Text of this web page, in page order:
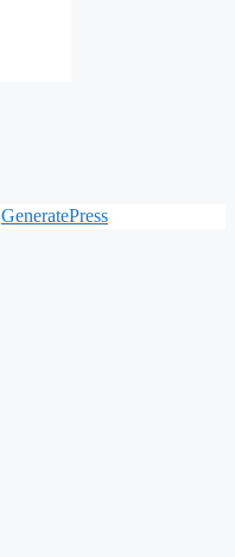
GeneratePress